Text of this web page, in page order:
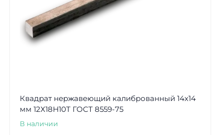
Квадрат нержавеющий калиброванный 14х14
мм 12Х18Н10Т ГОСТ 8559-75
В наличии